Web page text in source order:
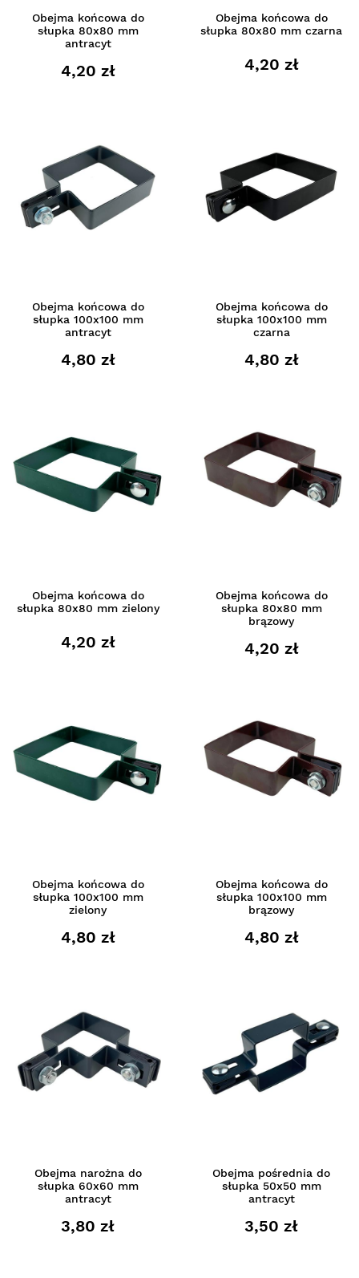
Obejma końcowa do
słupka 80x80 mm
antracyt
4,20 zł
Obejma końcowa do
słupka 80x80 mm czarna
4,20 zł
Obejma końcowa do
słupka 100x100 mm
antracyt
4,80 zł
Obejma końcowa do
słupka 100x100 mm
czarna
4,80 zł
Obejma końcowa do
słupka 80x80 mm zielony
4,20 zł
Obejma końcowa do
słupka 80x80 mm
brązowy
4,20 zł
Obejma końcowa do
słupka 100x100 mm
zielony
4,80 zł
Obejma końcowa do
słupka 100x100 mm
brązowy
4,80 zł
Obejma narożna do
słupka 60x60 mm
antracyt
3,80 zł
Obejma pośrednia do
słupka 50x50 mm
antracyt
3,50 zł